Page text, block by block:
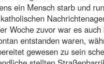
ein Mensch starb und
Woche zuvor war es auch
entstanden waren,
gewesen zu sein